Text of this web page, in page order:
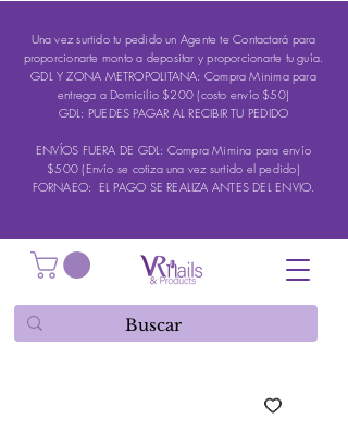
Una vez surtido tu pedido un Agente te Contactará para
proporcionarte monto a depositar y proporcionarte tu guía.
GDL Y ZONA METROPOLITANA: Compra Minima para
entrega a Domicilio $200 (costo envío $50)
GDL: PUEDES PAGAR AL RECIBIR TU PEDIDO
ENVÍOS FUERA DE GDL: Compra Mimina para envío
$500 (Envío se cotiza una vez surtido el pedido)
FORNAEO: EL PAGO SE REALIZA ANTES DEL ENVIO.